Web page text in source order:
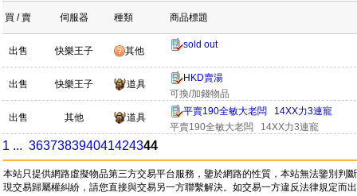
買 / 賣 伺服器 種類 商品標題
出售 快樂王子 其他
sold out
出售 快樂王子 道具
HKD賣湯
可換/加錢物品
出售 其他 道具
平賣190全敏大老闆 14XX力3連寵
平賣190全敏大老闆 14XX力3連寵
1 ... 363738394041424344
本站只提供網路虛擬物品第三方交易平台服務，鑒於網路的性質，本站無法鑒別
現交易歸屬權糾紛，請您直接與交易另一方聯繫解決。如交易一方違反法律規定